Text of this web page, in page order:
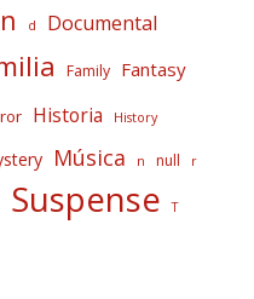
d Documental
Family Fantasy
Historia History
Música n null r
Suspense T